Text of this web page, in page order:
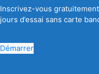
Inscrivez-vous
jours d’essai sans carte
Démarrer